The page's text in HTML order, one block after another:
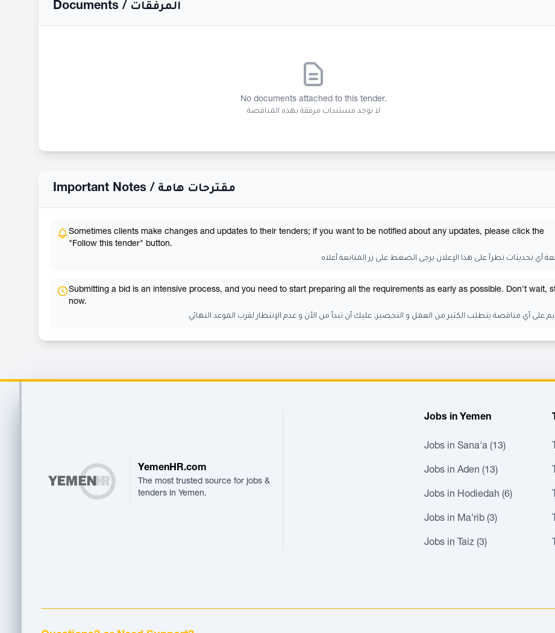
Documents / المرفقات
No documents attached to this tender.
لا توجد مستندات مرفقة بهذه المناقصة
Important Notes / مقترحات هامة
Sometimes clients make changes and updates to their tenders; if you want to be notified about any updates, please click the
"Follow this tender" button.
أي تحديثات تطرأ على هذا الإعلان يرجى الضغط على زر المتابعة أعلاه
Submitting a bid is an intensive process, and you need to start preparing all the requirements as early as possible. Don't wait,
now.
على أي مناقصة يتطلب الكثير من العمل و التحضير، عليك أن تبدأ من الأن و عدم الإنتظار لقرب الموعد النهائي
YemenHR.com
The most trusted source for jobs &
tenders in Yemen.
Jobs in Yemen
Jobs in Sana'a (13)
Jobs in Aden (13)
Jobs in Hodiedah (6)
Jobs in Ma'rib (3)
Jobs in Taiz (3)